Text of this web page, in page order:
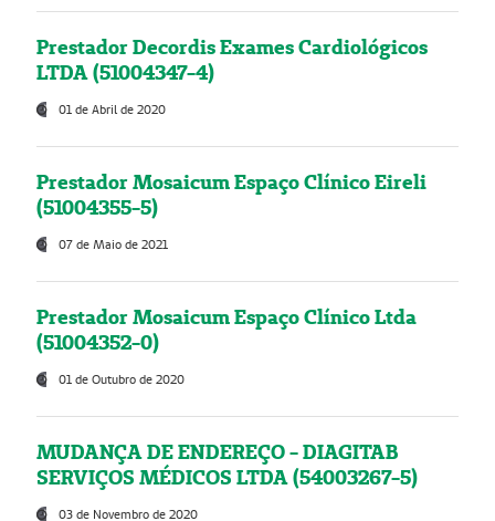
Prestador Decordis Exames Cardiológicos
LTDA (51004347-4)
01 de Abril de 2020
Prestador Mosaicum Espaço Clínico Eireli
(51004355-5)
07 de Maio de 2021
Prestador Mosaicum Espaço Clínico Ltda
(51004352-0)
01 de Outubro de 2020
MUDANÇA DE ENDEREÇO - DIAGITAB
SERVIÇOS MÉDICOS LTDA (54003267-5)
03 de Novembro de 2020